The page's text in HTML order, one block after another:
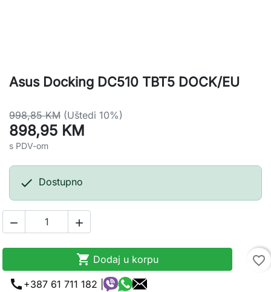
Asus Docking DC510 TBT5 DOCK/EU
998,85 KM (Uštedi 10%)
898,95 KM
s PDV-om
 Dostupno
 
 Dodaj u korpu
favorite_border
call +387 61 711 182 |